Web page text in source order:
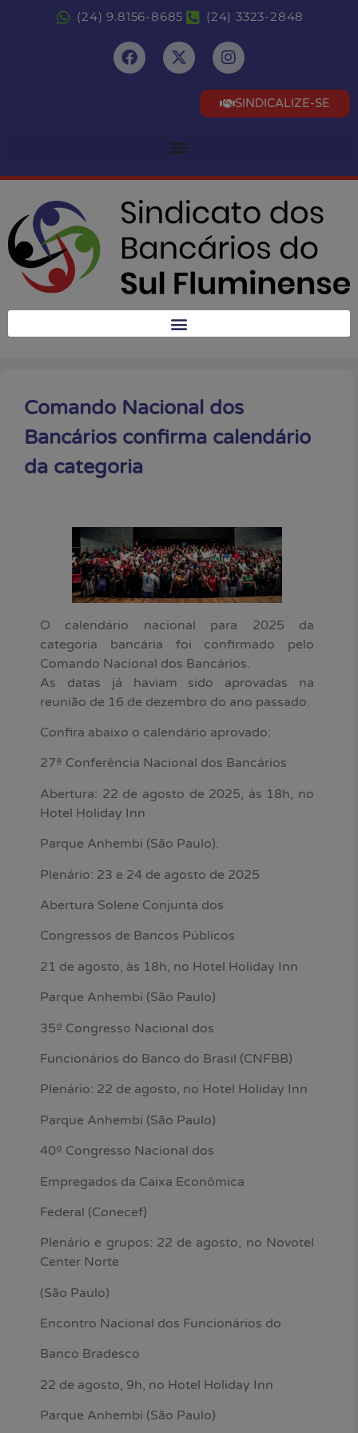
(24) 9.8156-8685 (24) 3323-2848
SINDICALIZE-SE
Comando Nacional dos
Bancários confirma calendário
da categoria
O calendário nacional para 2025 da
categoria bancária foi confirmado pelo
Comando Nacional dos Bancários.
As datas já haviam sido aprovadas na
reunião de 16 de dezembro do ano passado.
Confira abaixo o calendário aprovado:
27ª Conferência Nacional dos Bancários
Abertura: 22 de agosto de 2025, às 18h, no
Hotel Holiday Inn
Parque Anhembi (São Paulo).
Plenário: 23 e 24 de agosto de 2025
Abertura Solene Conjunta dos
Congressos de Bancos Públicos
21 de agosto, às 18h, no Hotel Holiday Inn
Parque Anhembi (São Paulo)
35º Congresso Nacional dos
Funcionários do Banco do Brasil (CNFBB)
Plenário: 22 de agosto, no Hotel Holiday Inn
Parque Anhembi (São Paulo)
40º Congresso Nacional dos
Empregados da Caixa Econômica
Federal (Conecef)
Plenário e grupos: 22 de agosto, no Novotel
Center Norte
(São Paulo)
Encontro Nacional dos Funcionários do
Banco Bradesco
22 de agosto, 9h, no Hotel Holiday Inn
Parque Anhembi (São Paulo)